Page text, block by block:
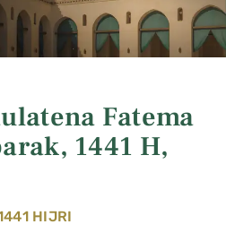
Fatema
1441 H,
HIJRI